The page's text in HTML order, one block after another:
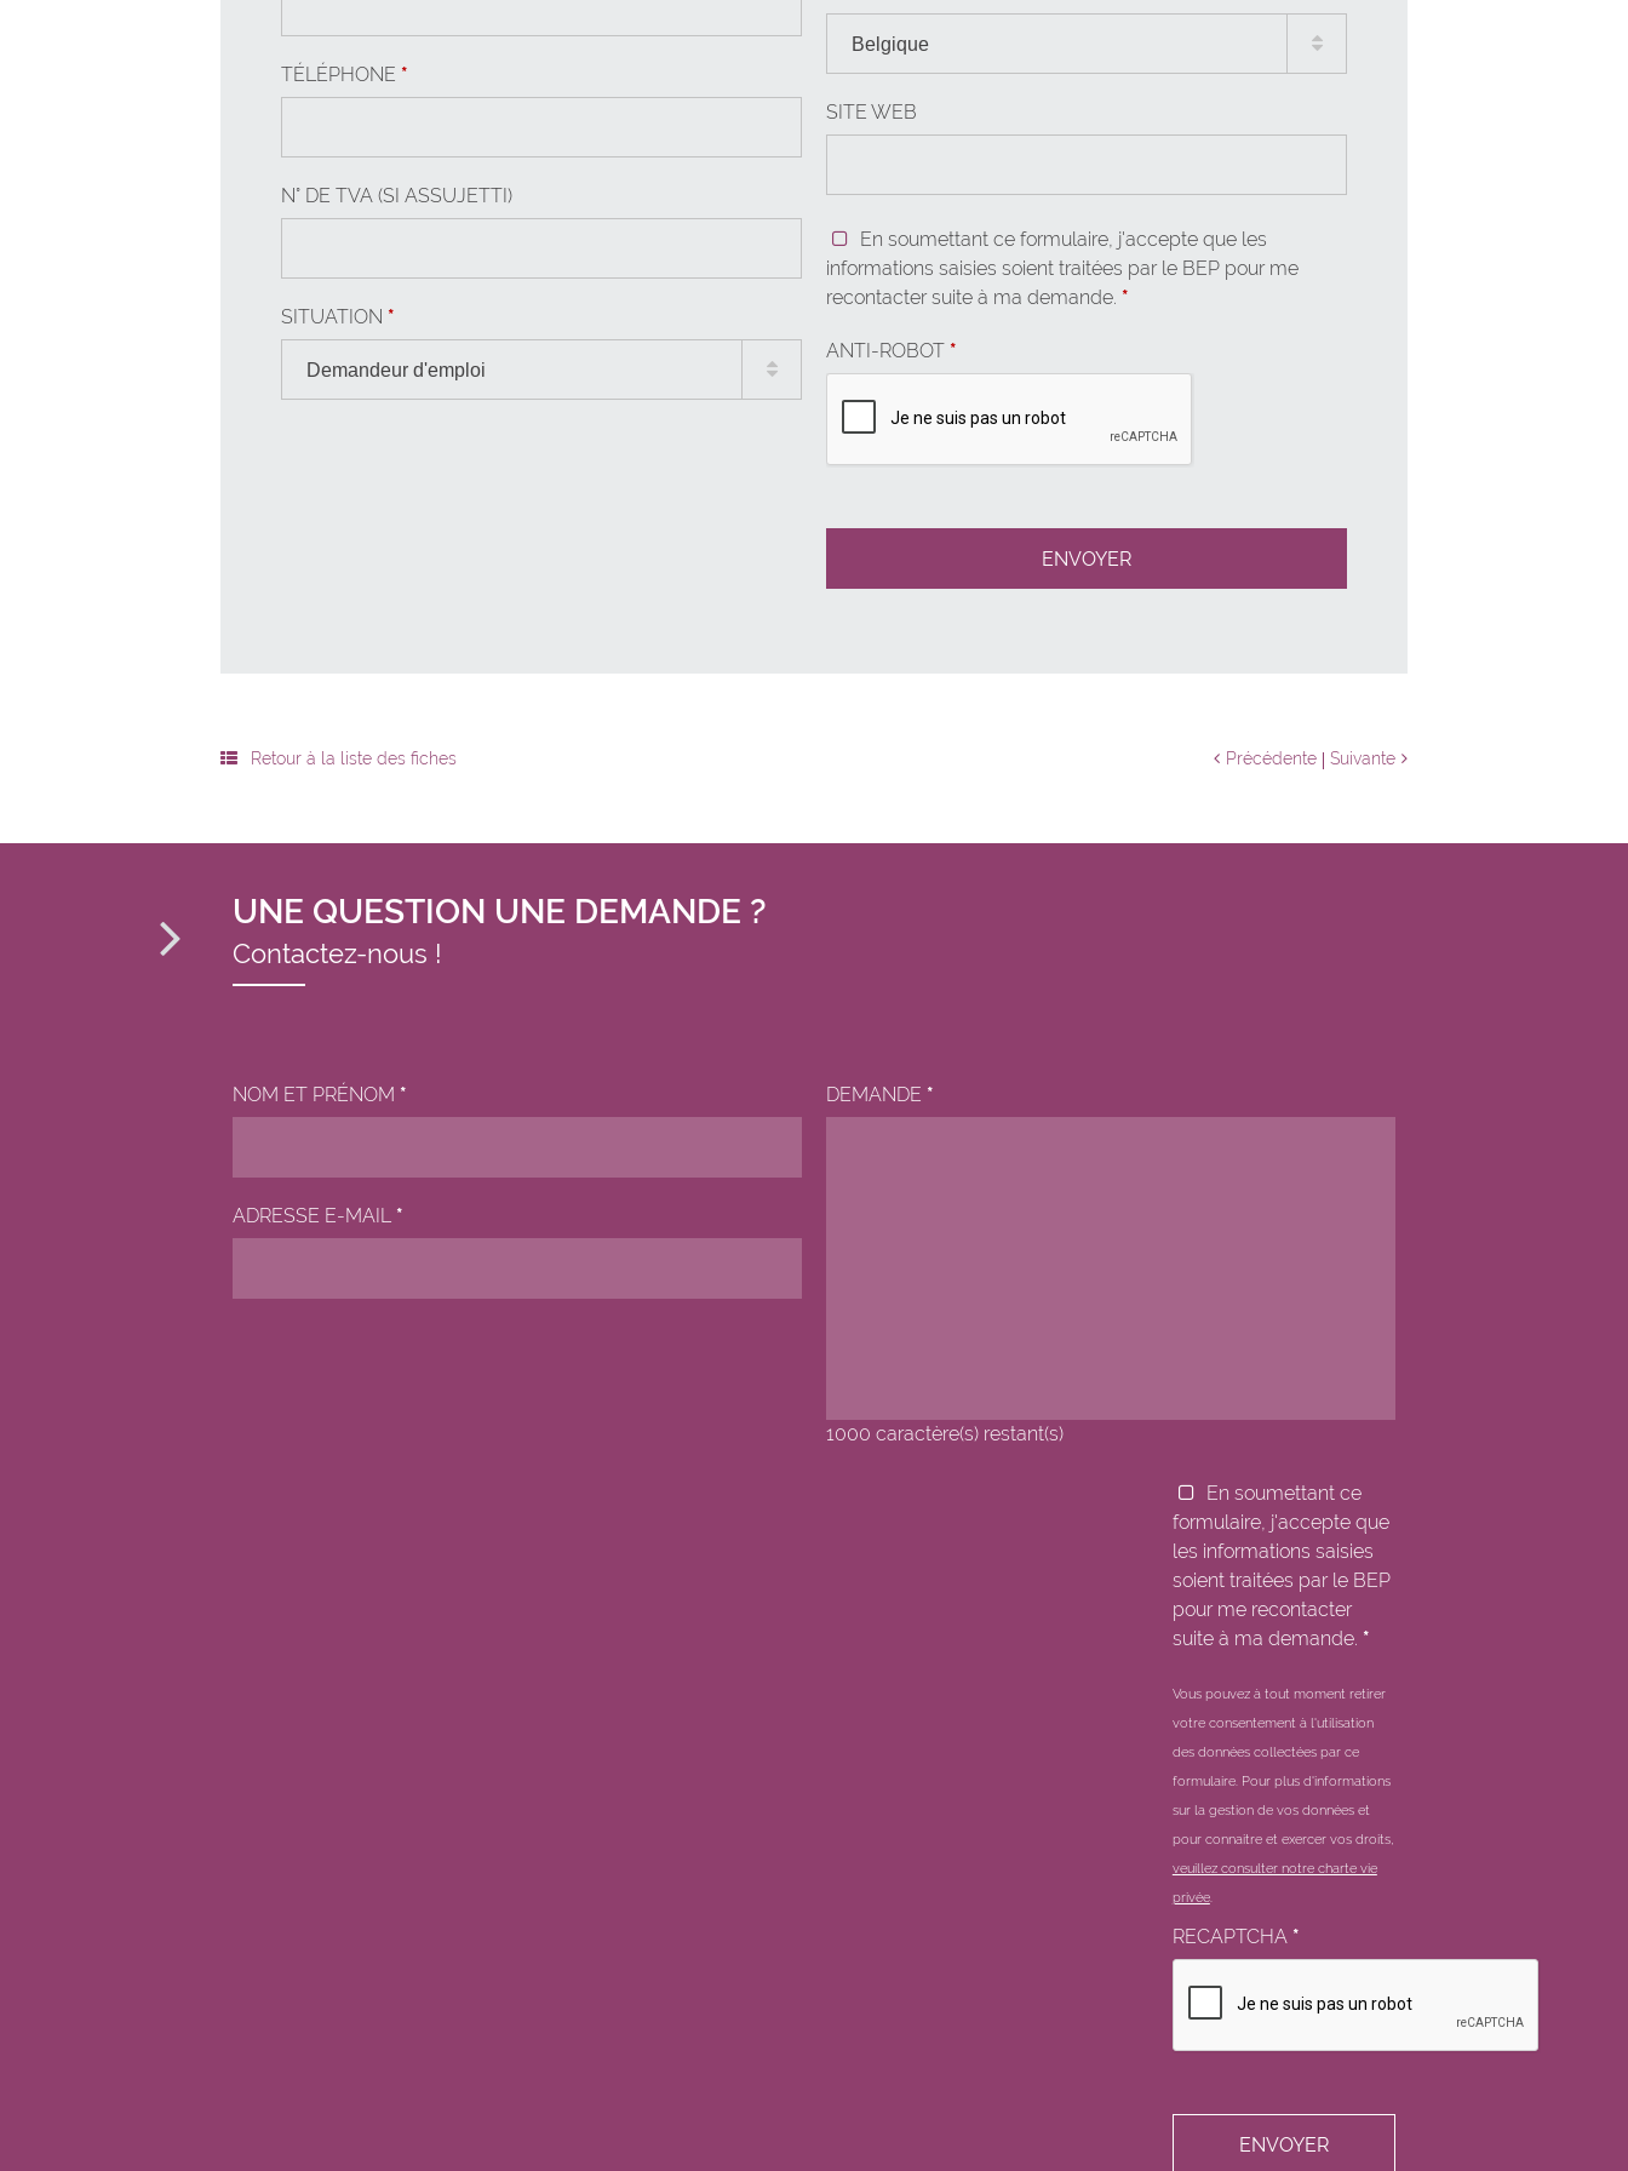
TÉLÉPHONE *
N° DE TVA (SI ASSUJETTI)
SITUATION *
Internationalisation
Afghanistan
Albanie
Algérie
Allemagne
Andorre
Angola
Anguilla
Bahamas
SITE WEB
En soumettant ce formulaire, j'accepte que les
informations saisies soient traitées par le BEP pour me
recontacter suite à ma demande. *
ANTI-ROBOT *
Retour à la liste des fiches Suivante
Précédente
UNE QUESTION UNE DEMANDE ?
Contactez-nous !
NOM ET PRÉNOM *
ADRESSE E-MAIL *
DEMANDE *
1000 caractère(s) restant(s)
En soumettant ce
formulaire, j'accepte que
les informations saisies
soient traitées par le BEP
pour me recontacter
suite à ma demande. *
Vous pouvez à tout moment retirer
votre consentement à l'utilisation
des données collectées par ce
formulaire. Pour plus d'informations
sur la gestion de vos données et
pour connaitre et exercer vos droits,
veuillez consulter notre charte vie
privée.
RECAPTCHA *